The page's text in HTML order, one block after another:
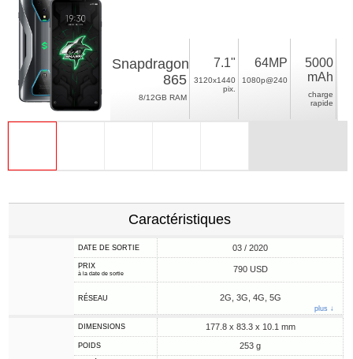
Snapdragon
865
8/12GB RAM
7.1"
3120x1440
pix.
64MP
1080p@240
5000
mAh
charge
rapide
Caractéristiques
DATE DE SORTIE 03 / 2020
PRIX
à la date de sortie 790 USD
RÉSEAU 2G, 3G, 4G, 5G
plus ↓
DIMENSIONS 177.8 x 83.3 x 10.1 mm
POIDS 253 g